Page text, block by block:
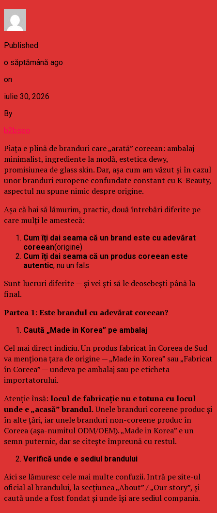
Published
o săptămână ago
on
iulie 30, 2026
By
b2bseo
Piața e plină de branduri care „arată” coreean: ambalaj
minimalist, ingrediente la modă, estetica dewy,
promisiunea de glass skin. Dar, așa cum am văzut și în cazul
unor branduri europene confundate constant cu K-Beauty,
aspectul nu spune nimic despre origine.
Așa că hai să lămurim, practic, două întrebări diferite pe
care mulți le amestecă:
Cum îți dai seama că un brand este cu adevărat
coreean(origine)
Cum îți dai seama că un produs coreean este
autentic, nu un fals
Sunt lucruri diferite — și vei ști să le deosebești până la
final.
Partea 1: Este brandul cu adevărat coreean?
Caută „Made in Korea” pe ambalaj
Cel mai direct indiciu. Un produs fabricat în Coreea de Sud
va menționa țara de origine — „Made in Korea” sau „Fabricat
în Coreea” — undeva pe ambalaj sau pe eticheta
importatorului.
Atenție însă: locul de fabricație nu e totuna cu locul
unde e „acasă” brandul.Unele branduri coreene produc și
în alte țări, iar unele branduri non-coreene produc în
Coreea (așa-numitul ODM/OEM). „Made in Korea” e un
semn puternic, dar se citește împreună cu restul.
Verifică unde e sediul brandului
Aici se lămuresc cele mai multe confuzii. Intră pe site-ul
oficial al brandului, la secțiunea „About” / „Our story”, și
caută unde a fost fondat și unde își are sediul compania.